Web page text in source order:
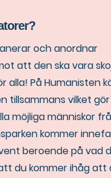
och anordnar
att den ska vara
alla! På Humanisten
tillsammans vilket
möjliga människor
kommer
beroende på vad
du kommer ihåg att